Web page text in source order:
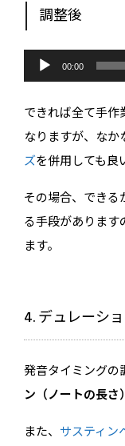
調整後
音
プ
ヤ
00:00
できれば全て手作
なりますが、なか
ズを併用しても良
その場合、できる
る手段があります
ます。
4. デュレーシ
発音タイミングの
ン（ノートの長さ
また、 サスティン